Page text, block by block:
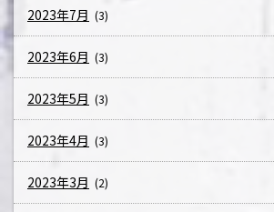
2023年7月 (3)
2023年6月 (3)
2023年5月 (3)
2023年4月 (3)
2023年3月 (2)